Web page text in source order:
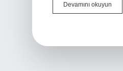
Devamını okuyun
Rolls